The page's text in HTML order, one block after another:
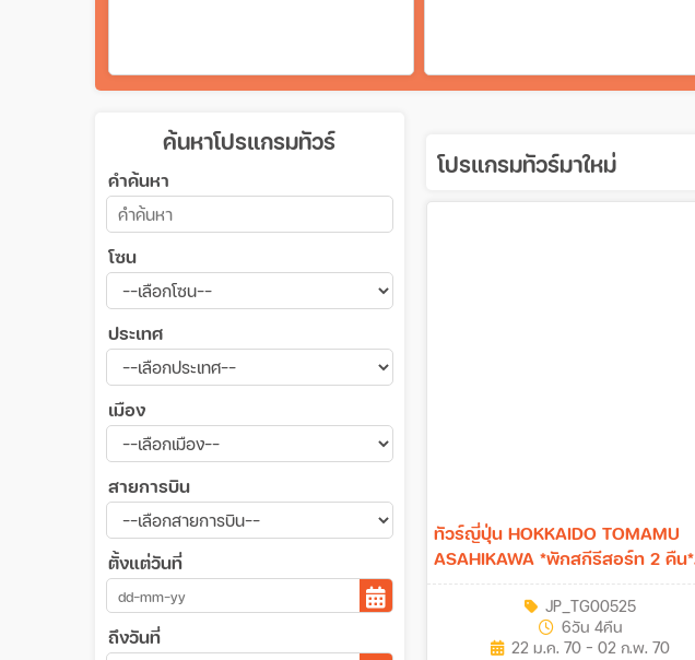
ค้นหาโปรแกรมทัวร์
คำค้นหา
โซน
ประเทศ
เมือง
สายการบิน
ตั้งแต่วันที่
ถึงวันที่
โปรแกรมทัวร์มาใหม่
ทัวร์ญี่ปุ่น HOKKAIDO TOMAMU
ASAHIKAWA *พักสกีรีสอร์ท 2 คืน*
6วัน 4คืน (TG)
JP_TG00525
6วัน 4คืน
22 ม.ค. 70 - 02 ก.พ. 70